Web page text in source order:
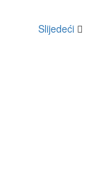
Slijedeći